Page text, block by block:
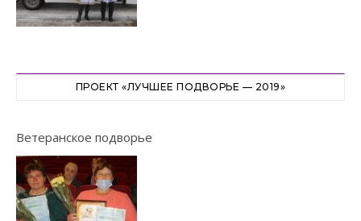
ПРОЕКТ «ЛУЧШЕЕ ПОДВОРЬЕ — 2019»
Ветеранское подворье